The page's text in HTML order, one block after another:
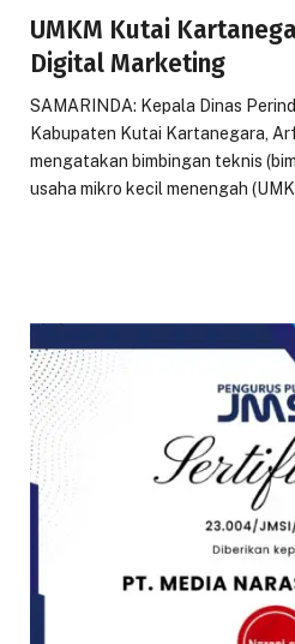
UMKM Kutai
Digital Marketing
SAMARINDA: Kepala Dinas
Kabupaten Kutai Kartanegara,
mengatakan bimbingan teknis
usaha mikro kecil menengah